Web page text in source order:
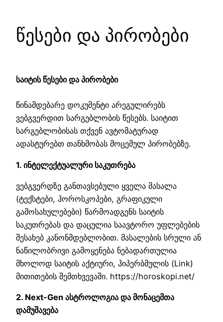
წესები და პირობები
ᲡᲐᲘᲢᲘᲡ ᲬᲔᲡᲔᲑᲘ ᲓᲐ ᲞᲘᲠᲝᲑᲔᲑᲘ
წინამდებარე დოკუმენტი არეგულირებს
ვებგვერდით სარგებლობის წესებს. საიტით
სარგებლობისას თქვენ ავტომატურად
ადასტურებთ თანხმობას მოცემულ პირობებზე.
1. ინტელექტუალური საკუთრება
ვებგვერდზე განთავსებული ყველა მასალა
(ტექსტები, ჰოროსკოპები, გრაფიკული
გამოსახულებები) წარმოადგენს საიტის
საკუთრებას და დაცულია საავტორო უფლებების
შესახებ კანონმდებლობით. მასალების სრული ან
ნაწილობრივი გამოყენება ნებადართულია
მხოლოდ საიტის აქტიური, ჰიპერბმულის (Link)
მითითების შემთხვევაში. https://horoskopi.net/
2. Next-Gen ასტროლოგია და მონაცემთა
დამუშავება